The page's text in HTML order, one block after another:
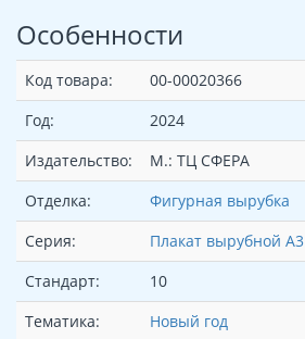
Особенности
Код товара:
00-00020366
Год:
2024
Издательство:
М.: ТЦ СФЕРА
Отделка:
Фигурная вырубка
Серия:
Плакат вырубной А3
Стандарт:
10
Тематика:
Новый год